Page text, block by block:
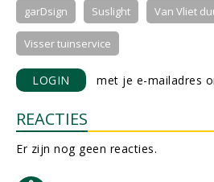
garDsign Suslight Van Vliet
Visser tuinservice
LOGIN met je e-mailadres
REACTIES
Er zijn nog geen reacties.